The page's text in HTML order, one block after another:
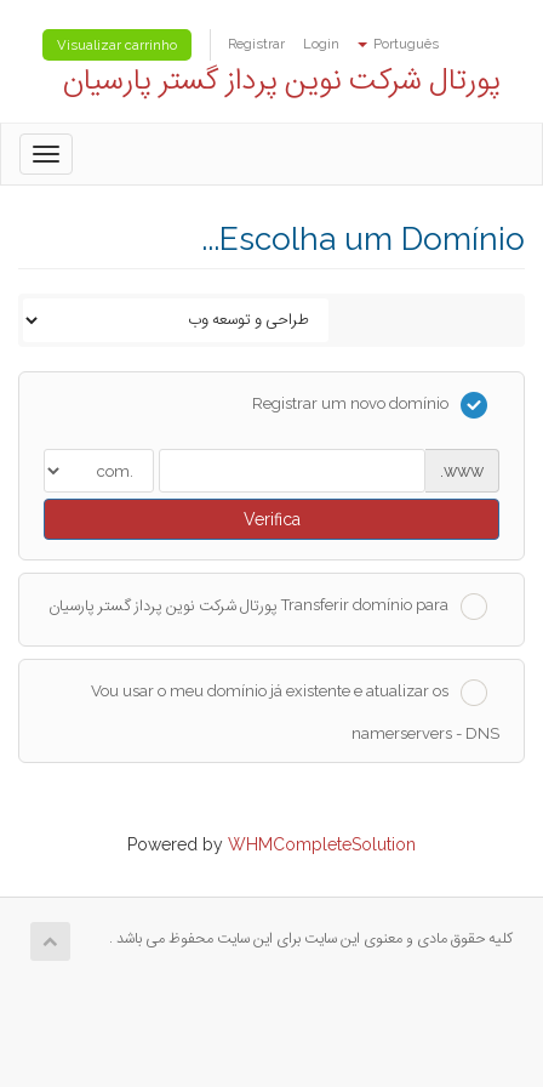
Português
Login
Registrar
Visualizar carrinho
پورتال شرکت نوین پرداز گستر پارسیان
Escolha um Domínio...
Registrar um novo domínio
www.
Verifica
Transferir domínio para پورتال شرکت نوین پرداز گستر پارسیان
Vou usar o meu domínio já existente e atualizar os
namerservers - DNS
Powered by WHMCompleteSolution
کلیه حقوق مادی و معنوی این سایت برای این سایت محفوظ می باشد .